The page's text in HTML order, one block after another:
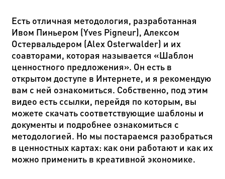
Есть отличная методология, разработанная
Ивом Пиньером (Yves Pigneur), Алексом
Остервальдером (Alex Osterwalder) и их
соавторами, которая называется «Шаблон
ценностного предложения». Он есть в
открытом доступе в Интернете, и я рекомендую
вам с ней ознакомиться. Собственно, под этим
видео есть ссылки, перейдя по которым, вы
можете скачать соответствующие шаблоны и
документы и подробнее ознакомиться с
методологией. Но мы постараемся разобраться
в ценностных картах: как они работают и как их
можно применить в креативной экономике.